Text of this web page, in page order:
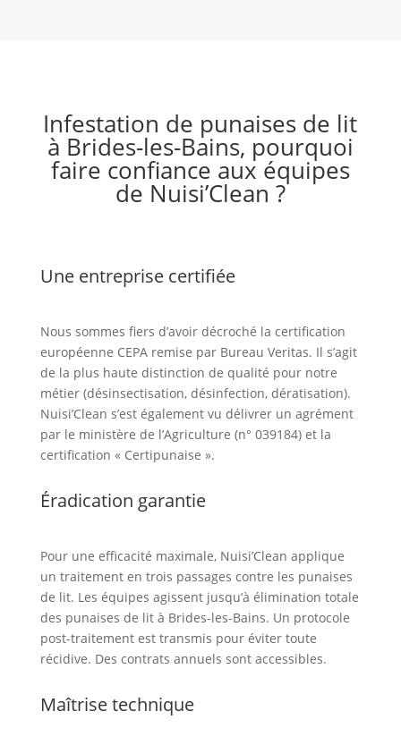
Infestation de punaises de lit
à Brides-les-Bains, pourquoi
faire confiance aux équipes
de Nuisi’Clean ?
Une entreprise certifiée
Nous sommes fiers d’avoir décroché la certification
européenne CEPA remise par Bureau Veritas. Il s’agit
de la plus haute distinction de qualité pour notre
métier (désinsectisation, désinfection, dératisation).
Nuisi’Clean s’est également vu délivrer un agrément
par le ministère de l’Agriculture (n° 039184) et la
certification « Certipunaise ».
Éradication garantie
Pour une efficacité maximale, Nuisi’Clean applique
un traitement en trois passages contre les punaises
de lit. Les équipes agissent jusqu’à élimination totale
des punaises de lit à Brides-les-Bains. Un protocole
post-traitement est transmis pour éviter toute
récidive. Des contrats annuels sont accessibles.
Maîtrise technique